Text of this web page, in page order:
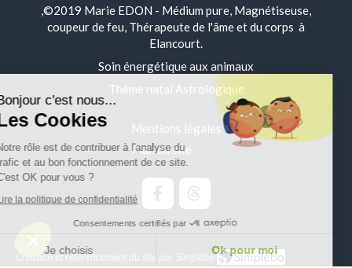
,©2019 Marie EDON - Médium pure, Magnétiseuse,
coupeur de feu, Thérapeute de l'âme et du corps à
Elancourt.
Soin énergétique aux animaux
Thème natal Astrologique
Mentions légales
Plan du site
Création et référencement du site par Simplébo
Continuer sans accepter
Bonjour c'est nous...
Les Cookies
Notre rôle est de contribuer à l'analyse du
trafic et au bon fonctionnement de ce site.
C'est OK pour vous ?
Lire la politique de confidentialité
Consentements certifiés par
Je choisis Ok pour moi